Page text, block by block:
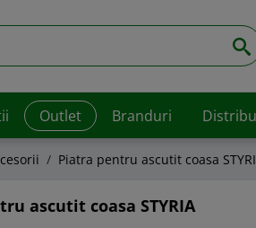
Outlet Branduri
Piatra pentru ascutit coasa
ascutit coasa STYRIA